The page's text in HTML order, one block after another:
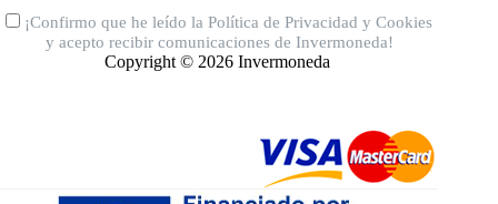
¡Confirmo que he leído laPolítica de Privacidad yCookies
y acepto recibir comunicaciones de Invermoneda!
Copyright © 2026 Invermoneda